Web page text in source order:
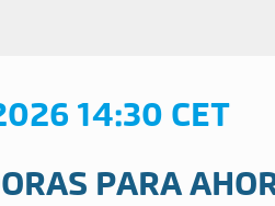
14:30 CET
PARA